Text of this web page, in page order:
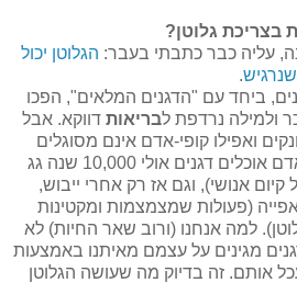
בצריכת גלוטן?
עליה כבר כתבתי בעבר: הגלוטן יכול
.
ביחד עם "הדגנים המלאים", הפכו
ולמילה נרדפת לבריאות דווקא. אבל
ואפילו קופי-אדם אינם מסוגלים
לאכול ולעכל דגנים. בני האדם אוכלים דגנים אולי 10,000 שנה גג
אנושי), וגם אז רק אחרי ייבוש,
(פעולות שמצמצמות ומקטינות
למה אנחנו (ורוב שאר החיות) לא
מגינים על עצמם מאיתנו באמצעות
אותם. זה בדיוק מה שעושה הגלוטן